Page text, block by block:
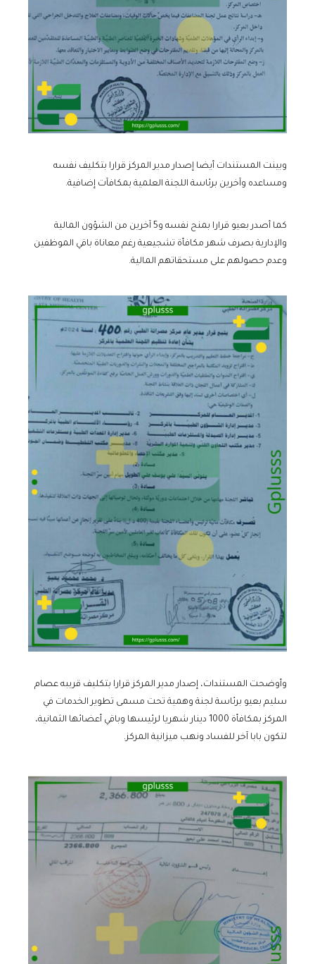
وبينت المستندات أيضا إصدار مدير المركز قرارا بتكليف نفسه
ومساعده وآخرين برئاسة اللجنة العلمية بمكافآت إضافية.
كما أصدر بعيو قرارا بمنح نفسه و5 آخرين من الشؤون المالية
والإدارية بصرف شهر مكافأة تشجيعية رغم معاناة باقي الموظفين
وعدم حصولهم على مستحقاتهم المالية.
وأوضحت المستندات، إصدار مدير المركز قرارا بتكليف قريبه عصام
سليم بعيو برئاسة لجنة وهمية تحت مسمى تطوير الخدمات في
المركز بمكافأة 1000 دينار شهريا لرئيسها وباقي أعضائها الثمانية،
لتكون بابا آخر للفساد ونهب ميزانية المركز.